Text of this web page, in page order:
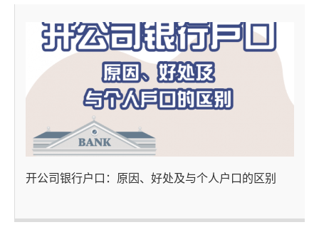
开公司银行户口：原因、好处及与个人户口的区别